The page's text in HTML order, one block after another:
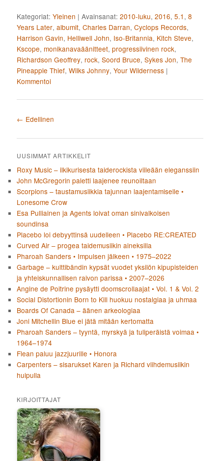
Kategoriat: Yleinen |Avainsanat: 2010-luku,2016,5.1 ,8
Years Later,albumit,Charles Darran,Cyclops Records,
Harrison Gavin, Helliwell John, Iso-Britannia, Kitch Steve,
Kscope, monikanavaäänitteet,progressiivinen rock,
Richardson Geoffrey, rock,Soord Bruce,Sykes Jon,The
Pineapple Thief,Wilks Johnny,Your Wilderness |
Kommentoi
Artikkelien selaus
← Edellinen
UUSIMMAT ARTIKKELIT
Roxy Music – ilkikurisesta taiderockista viileään eleganssiin
John McGregorin paletti laajenee reunoiltaan
Scorpions – taustamusiikkia tajunnan laajentamiselle •
Lonesome Crow
Esa Pulliainen ja Agents loivat oman sinivalkoisen
soundinsa
Placebo loi debyyttinsä uudelleen • Placebo RE:CREATED
Curved Air – progea taidemusiikin aineksilla
Pharoah Sanders • Impulsen jälkeen • 1975–2022
Garbage – kulttibändin kypsät vuodet yksilön kipupisteiden
ja yhteiskunnallisen raivon parissa • 2007–2026
Angine de Poitrine pysäytti doomscrollaajat • Vol. 1 & Vol. 2
Social Distortionin Born to Kill huokuu nostalgiaa ja uhmaa
Boards Of Canada – äänen arkeologiaa
Joni Mitchellin Blue ei jätä mitään kertomatta
Pharoah Sanders – tyyntä, myrskyä ja tuliperäistä voimaa •
1964–1974
Flean paluu jazzjuurille • Honora
Carpenters – sisarukset Karen ja Richard viihdemusiikin
huipulla
KIRJOITTAJAT